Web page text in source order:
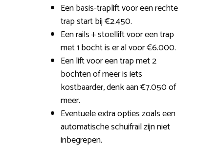
Een basis-traplift voor een rechte
trap start bij €2.450.
Een rails + stoellift voor een trap
met 1 bocht is er al voor €6.000.
Een lift voor een trap met 2
bochten of meer is iets
kostbaarder, denk aan €7.050 of
meer.
Eventuele extra opties zoals een
automatische schuifrail zijn niet
inbegrepen.